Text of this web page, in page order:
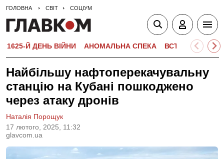
ГОЛОВНА СВІТ СОЦІУМ
1625-Й ДЕНЬ ВІЙНИ АНОМАЛЬНА СПЕКА ВСТУПНА
Найбільшу нафтоперекачувальну
станцію на Кубані пошкоджено
через атаку дронів
17 лютого, 2025, 11:32
glavcom.ua
Наталія Порощук